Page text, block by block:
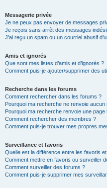
Messagerie privée
Je ne peux pas envoyer de messages
Je reçois sans arrêt des messages
J’ai reçu un spam ou un courriel abusif
Amis et ignorés
Que sont mes listes d’amis et d’ignorés ?
Comment puis-je ajouter/supprimer des
Recherche dans les forums
Comment rechercher dans les forums ?
Pourquoi ma recherche ne renvoie aucun
Pourquoi ma recherche renvoie une page
Comment rechercher des membres ?
Comment puis-je trouver mes propres
Surveillance et favoris
Quelle est la différence entre les favoris
Comment mettre en favoris ou surveiller
Comment surveiller des forums ?
Comment puis-je supprimer mes